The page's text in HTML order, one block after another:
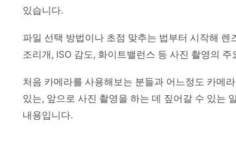
있습니다.
파일 선택 방법이나 초점 맞추는 법부터 시작해
조리개, ISO 감도, 화이트밸런스 등 사진 촬영의
처음 카메라를 사용해보는 분들과 어느정도 카메
있는, 앞으로 사진 촬영을 하는 데 짚어갈 수 있는
내용입니다.